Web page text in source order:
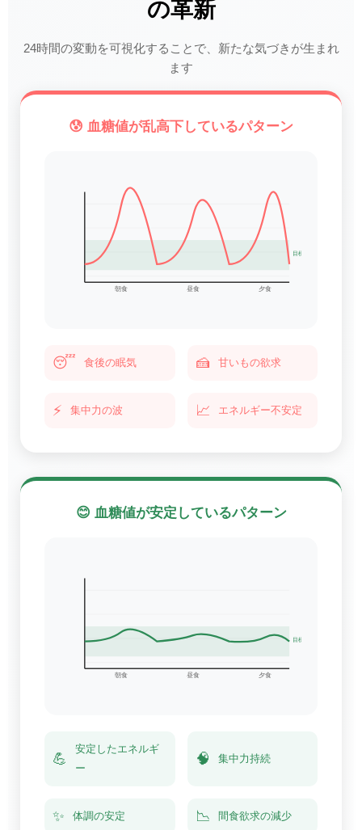
の革新
24時間の変動を可視化することで、新たな気づきが生まれ
ます
😰 血糖値が乱高下しているパターン
目標範囲
朝食 昼食 夕食
😴 食後の眠気 🍰 甘いもの欲求
⚡ 集中力の波 📈 エネルギー不安定
😊 血糖値が安定しているパターン
目標範囲
朝食 昼食 夕食
💪
安定したエネルギ
ー
🧠 集中力持続
✨ 体調の安定 📉 間食欲求の減少